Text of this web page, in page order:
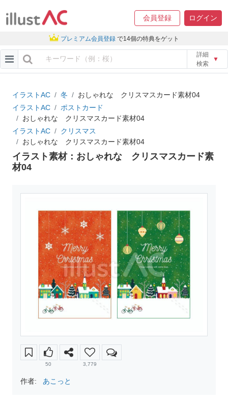
会員登録 ログイン
プレミアム会員登録 で14個の特典をゲット
詳細
検索
▼
イラストAC 冬
おしゃれな クリスマスカード素材04
イラストAC
ポストカード
おしゃれな クリスマスカード素材04
イラストAC
クリスマス
おしゃれな クリスマスカード素材04
イラスト素材：おしゃれな クリスマスカード素
材04
50 3,779
作者: あこっと